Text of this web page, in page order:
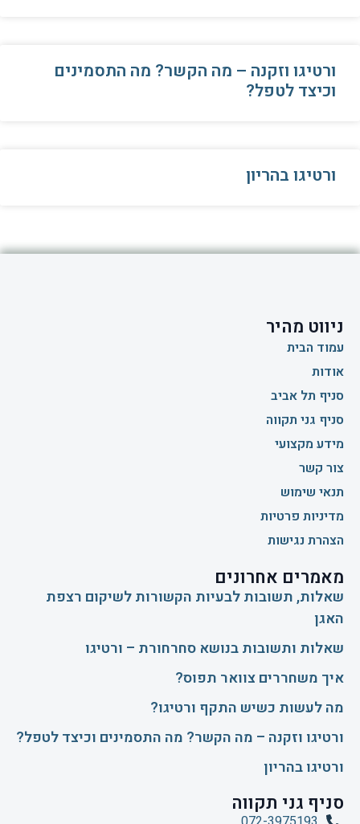
ורטיגו וזקנה – מה הקשר? מה התסמינים
וכיצד לטפל?
ורטיגו בהריון
ניווט מהיר
עמוד הבית
אודות
סניף תל אביב
סניף גני תקווה
מידע מקצועי
צור קשר
תנאי שימוש
מדיניות פרטיות
הצהרת נגישות
מאמרים אחרונים
שאלות, תשובות לבעיות הקשורות לשיקום רצפת
האגן
שאלות ותשובות בנושא סחרחורת – ורטיגו
איך משחררים צוואר תפוס?
​מה לעשות כשיש התקף ורטיגו?
ורטיגו וזקנה – מה הקשר? מה התסמינים וכיצד לטפל?
ורטיגו בהריון
סניף גני תקווה